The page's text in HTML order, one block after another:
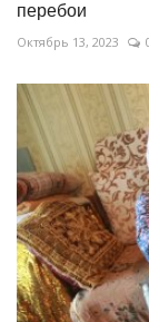
перебои
Октябрь 13, 2023